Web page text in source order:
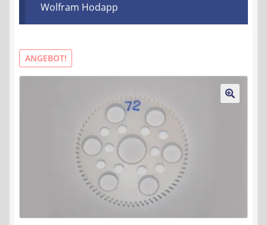
Kontakt
AGB
Datenschutzerklärung
Wolfram Hodapp
ANGEBOT!